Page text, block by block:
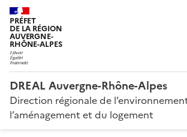
PRÉFET
DE LA RÉGION
AUVERGNE-
RHÔNE-ALPES
DREAL Auvergne-Rhône-Alpes
Direction régionale de
l’aménagement et du logement